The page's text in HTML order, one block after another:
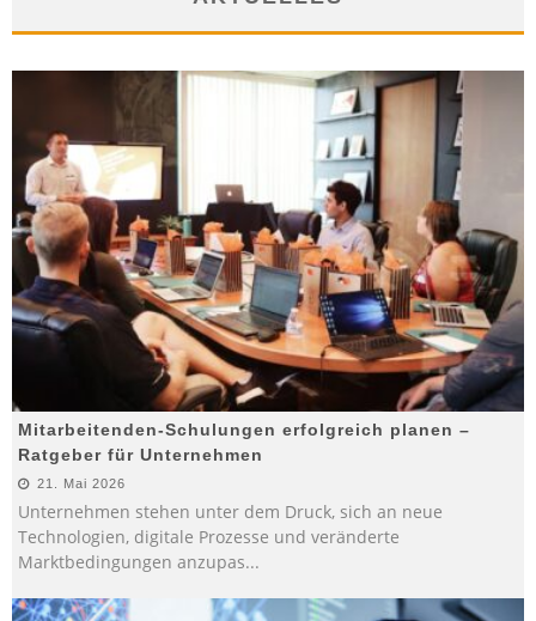
Mitarbeitenden-Schulungen erfolgreich planen –
Ratgeber für Unternehmen
21. Mai 2026
Unternehmen stehen unter dem Druck, sich an neue
Technologien, digitale Prozesse und veränderte
Marktbedingungen anzupas...